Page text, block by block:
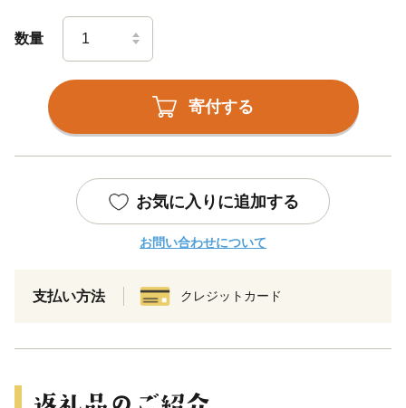
数量
寄付する
お気に入りに追加する
お問い合わせについて
支払い方法 クレジットカード